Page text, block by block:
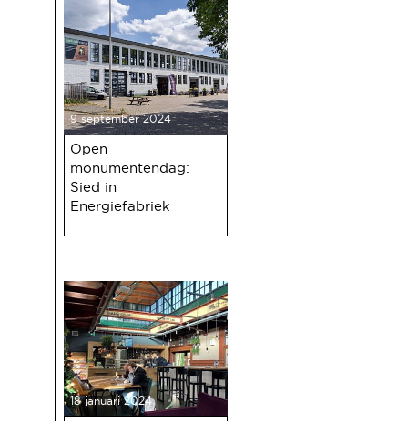
9 september 2024
Open
monumentendag:
Sied in
Energiefabriek
18 januari 2024